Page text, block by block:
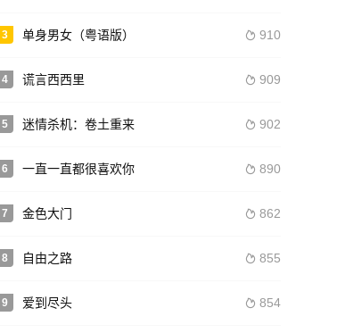
3  910
单身男女（粤语版）
4  909
谎言西西里
5  902
迷情杀机：卷土重来
6  890
一直一直都很喜欢你
7  862
金色大门
8  855
自由之路
9  854
爱到尽头